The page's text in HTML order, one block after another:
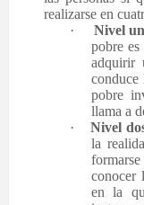
realizarse en
·
Nivel
pobre
adquirir
conduce
pobre
llama a
·
Nivel
la
conocer
en la